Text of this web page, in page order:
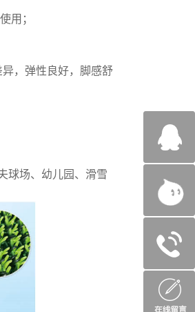
用；
，弹性良好，脚感舒
球场、幼儿园、滑雪